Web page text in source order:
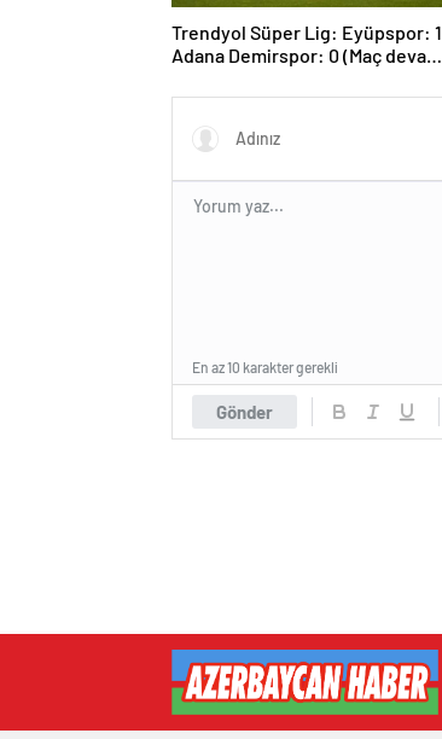
Trendyol Süper Lig: Eyüpspor: 1
Adana Demirspor: 0 (Maç devam
Gönder
En az 10 karakter gerekli